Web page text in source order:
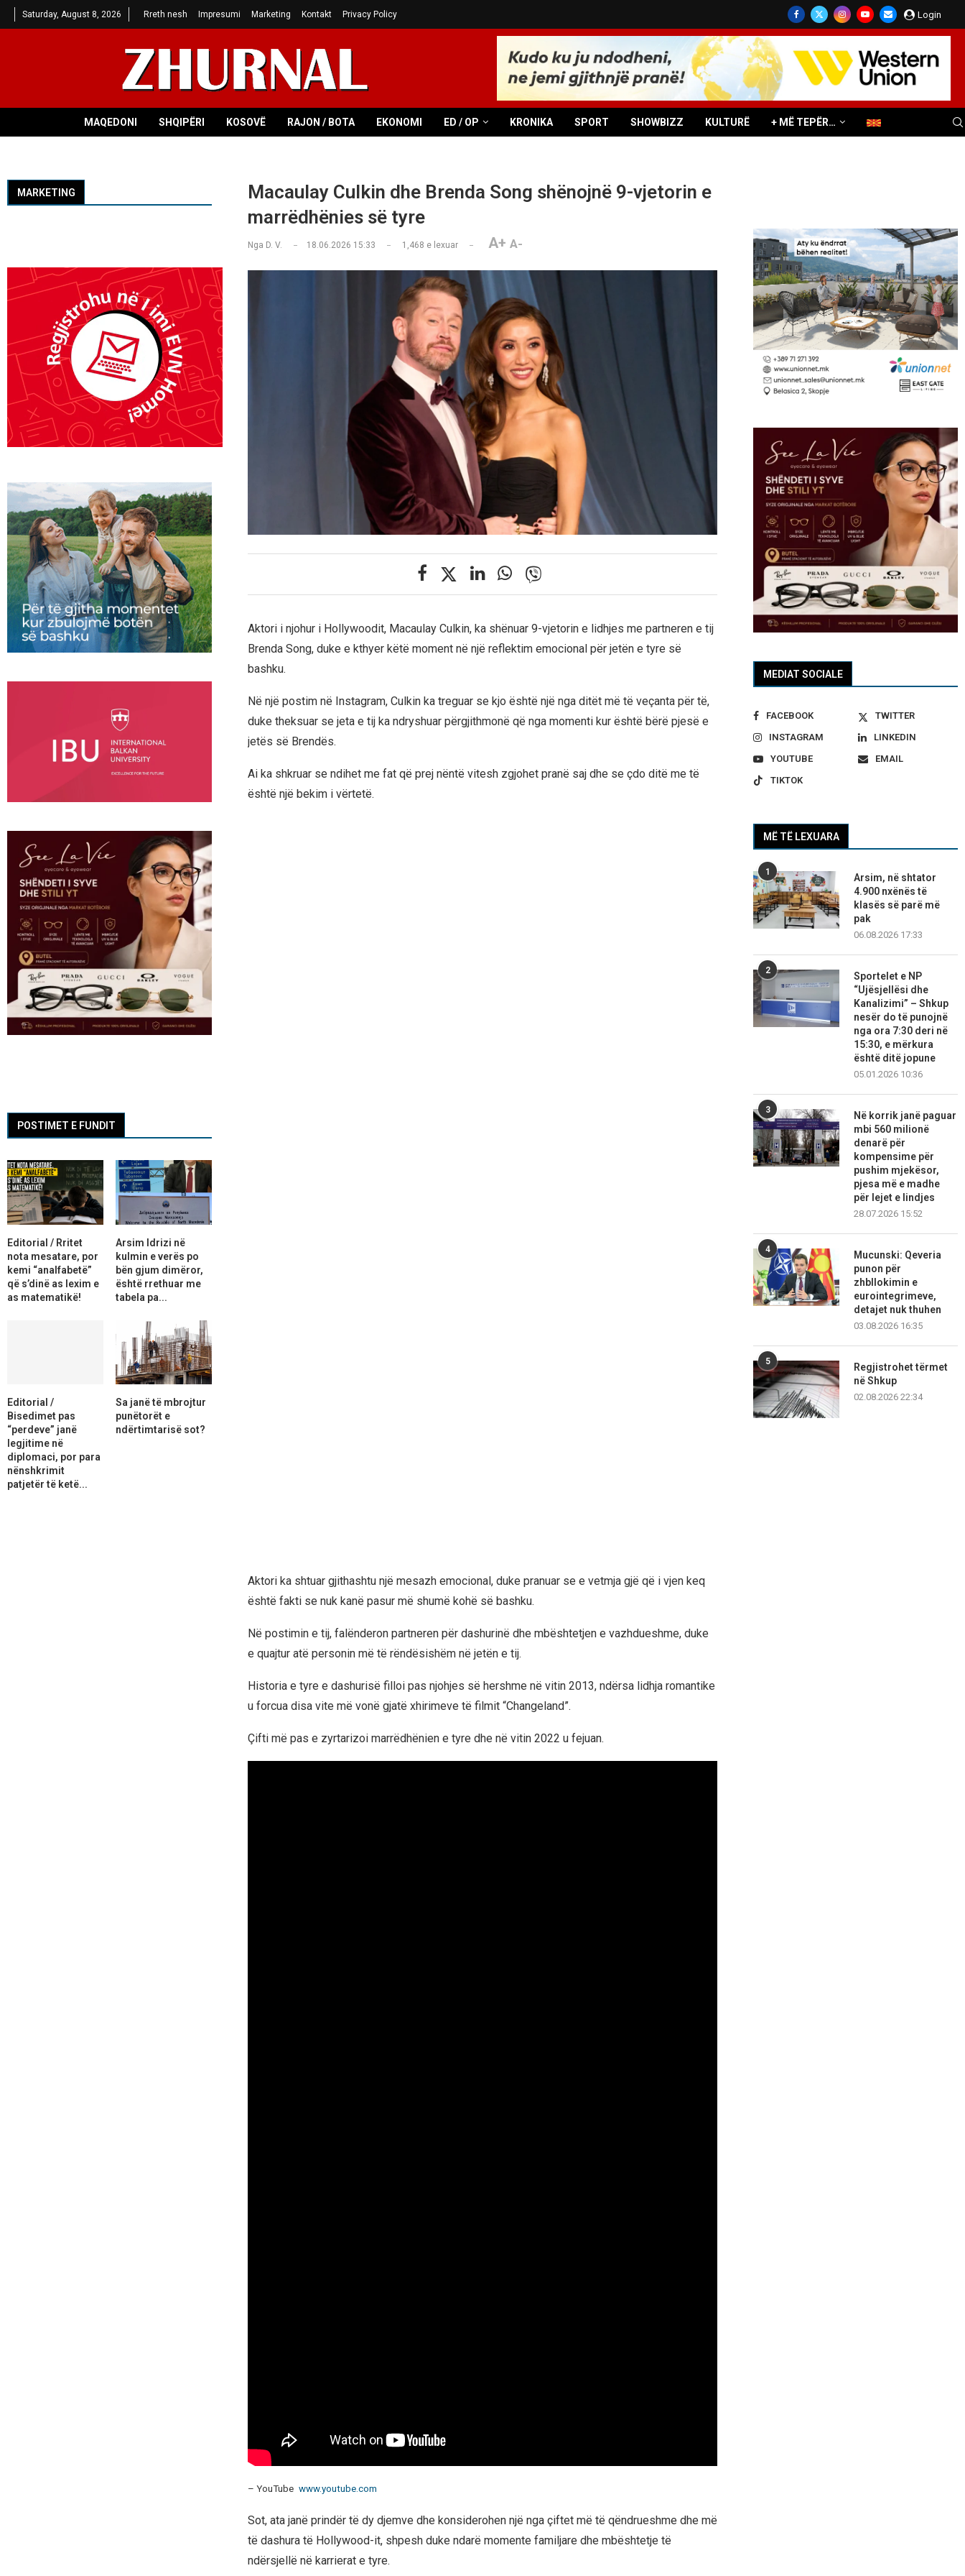
Saturday, August 8, 2026 Rreth nesh Impresumi Marketing Kontakt Privacy Policy Login
MAQEDONI SHQIPËRI KOSOVË RAJON / BOTA EKONOMI ED / OP KRONIKA SPORT SHOWBIZZ KULTURË + MË TEPËR…
Macaulay Culkin dhe Brenda Song shënojnë 9-vjetorin e
marrëdhënies së tyre
Nga D. V. 18.06.2026 15:33 1,468 e lexuar A+ A-
Aktori i njohur i Hollywoodit, Macaulay Culkin, ka shënuar 9-vjetorin e lidhjes me partneren e tij
Brenda Song, duke e kthyer këtë moment në një reflektim emocional për jetën e tyre së
bashku.
Në një postim në Instagram, Culkin ka treguar se kjo është një nga ditët më të veçanta për të,
duke theksuar se jeta e tij ka ndryshuar përgjithmonë që nga momenti kur është bërë pjesë e
jetës së Brendës.
Ai ka shkruar se ndihet me fat që prej nëntë vitesh zgjohet pranë saj dhe se çdo ditë me të
është një bekim i vërtetë.
Aktori ka shtuar gjithashtu një mesazh emocional, duke pranuar se e vetmja gjë që i vjen keq
është fakti se nuk kanë pasur më shumë kohë së bashku.
Në postimin e tij, falënderon partneren për dashurinë dhe mbështetjen e vazhdueshme, duke
e quajtur atë personin më të rëndësishëm në jetën e tij.
Historia e tyre e dashurisë filloi pas njohjes së hershme në vitin 2013, ndërsa lidhja romantike
u forcua disa vite më vonë gjatë xhirimeve të filmit “Changeland”.
Çifti më pas e zyrtarizoi marrëdhënien e tyre dhe në vitin 2022 u fejuan.
– YouTube www.youtube.com
Sot, ata janë prindër të dy djemve dhe konsiderohen një nga çiftet më të qëndrueshme dhe më
të dashura të Hollywood-it, shpesh duke ndarë momente familjare dhe mbështetje të
ndërsjellë në karrierat e tyre.
MEDIAT SOCIALE
FACEBOOK
TWITTER
INSTAGRAM
LINKEDIN
YOUTUBE
EMAIL
TIKTOK
MË TË LEXUARA
1
Arsim, në shtator
4.900 nxënës të
klasës së parë më
pak
06.08.2026 17:33
2
Sportelet e NP
“Ujësjellësi dhe
Kanalizimi” – Shkup
nesër do të punojnë
nga ora 7:30 deri në
15:30, e mërkura
është ditë jopune
05.01.2026 10:36
3
Në korrik janë paguar
mbi 560 milionë
denarë për
kompensime për
pushim mjekësor,
pjesa më e madhe
për lejet e lindjes
28.07.2026 15:52
4
Mucunski: Qeveria
punon për
zhbllokimin e
eurointegrimeve,
detajet nuk thuhen
03.08.2026 16:35
5
Regjistrohet tërmet
në Shkup
02.08.2026 22:34
MARKETING
POSTIMET E FUNDIT
Editorial / Rritet
nota mesatare, por
kemi “analfabetë”
që s’dinë as lexim e
as matematikë!
Arsim Idrizi në
kulmin e verës po
bën gjum dimëror,
është rrethuar me
tabela pa...
Editorial /
Bisedimet pas
“perdeve” janë
legjitime në
diplomaci, por para
nënshkrimit
patjetër të ketë...
Sa janë të mbrojtur
punëtorët e
ndërtimtarisë sot?